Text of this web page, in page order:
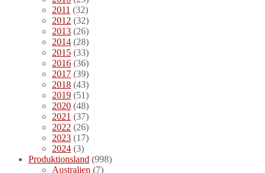
2011 (32)
2012 (32)
2013 (26)
2014 (28)
2015 (33)
2016 (36)
2017 (39)
2018 (43)
2019 (51)
2020 (48)
2021 (37)
2022 (26)
2023 (17)
2024 (3)
Produktionsland (998)
Australien (7)